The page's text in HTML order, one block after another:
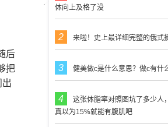
后
把
出
体向上及格了没
来啦！史上最详细完整的俄式
健美做c是什么意思？做c有什
这张体脂率对照图坑了多少人
真以为15%就能有腹肌吧